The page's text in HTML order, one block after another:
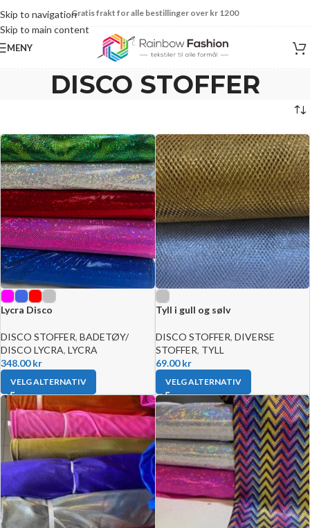
Skip to navigation
Skip to main content
Gratis frakt for alle bestillinger over kr 1200
MENY
DISCO STOFFER
Lycra Disco
DISCO STOFFER, BADETØY/
DISCO LYCRA, LYCRA
348.00kr
VELG ALTERNATIV
Tyll i gull og sølv
DISCO STOFFER, DIVERSE
STOFFER, TYLL
69.00kr
VELG ALTERNATIV